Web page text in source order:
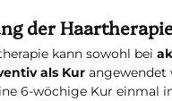
der
kann sowohl bei
als Kur angewendet
6-wöchige Kur einmal